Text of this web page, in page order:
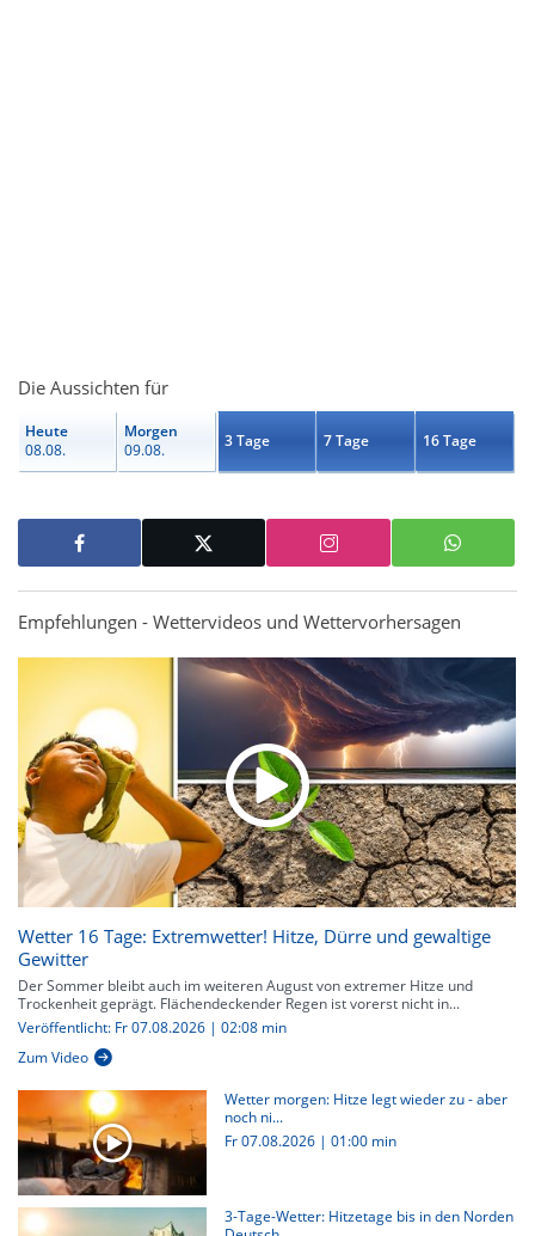
Die Aussichten für
Heute
08.08.
Morgen
09.08.
3 Tage 7 Tage 16 Tage
Empfehlungen - Wettervideos und Wettervorhersagen
Wetter 16 Tage: Extremwetter! Hitze, Dürre und gewaltige
Gewitter
Der Sommer bleibt auch im weiteren August von extremer Hitze und
Trockenheit geprägt. Flächendeckender Regen ist vorerst nicht in...
Veröffentlicht: Fr 07.08.2026 | 02:08 min
Zum Video
Wetter morgen: Hitze legt wieder zu - aber
noch ni...
Fr 07.08.2026 | 01:00 min
3-Tage-Wetter: Hitzetage bis in den Norden